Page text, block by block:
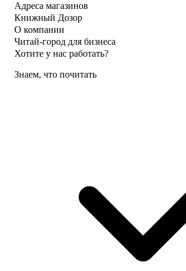
Адреса магазинов
Книжный Дозор
О компании
Читай-город для бизнеса
Хотите у нас работать?
Знаем, что почитать